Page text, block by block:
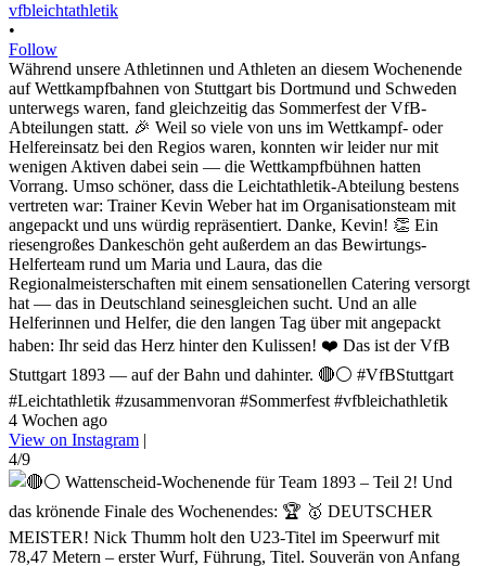
vfbleichtathletik
•
Follow
Während unsere Athletinnen und Athleten an diesem Wochenende
auf Wettkampfbahnen von Stuttgart bis Dortmund und Schweden
unterwegs waren, fand gleichzeitig das Sommerfest der VfB-
Abteilungen statt. 🎉 Weil so viele von uns im Wettkampf- oder
Helfereinsatz bei den Regios waren, konnten wir leider nur mit
wenigen Aktiven dabei sein — die Wettkampfbühnen hatten
Vorrang. Umso schöner, dass die Leichtathletik-Abteilung bestens
vertreten war: Trainer Kevin Weber hat im Organisationsteam mit
angepackt und uns würdig repräsentiert. Danke, Kevin! 👏 Ein
riesengroßes Dankeschön geht außerdem an das Bewirtungs-
Helferteam rund um Maria und Laura, das die
Regionalmeisterschaften mit einem sensationellen Catering versorgt
hat — das in Deutschland seinesgleichen sucht. Und an alle
Helferinnen und Helfer, die den langen Tag über mit angepackt
haben: Ihr seid das Herz hinter den Kulissen! ❤️ Das ist der VfB
Stuttgart 1893 — auf der Bahn und dahinter. 🔴⚪ #VfBStuttgart
#Leichtathletik #zusammenvoran #Sommerfest #vfbleichathletik
4 Wochen ago
View on Instagram |
4/9